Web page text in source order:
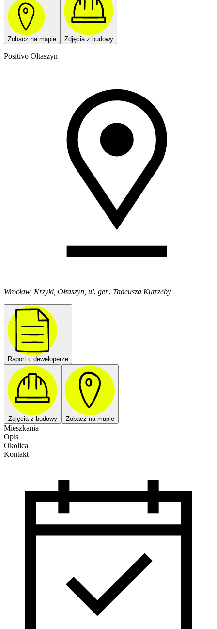
Zobacz na mapie Zdjęcia z budowy
Positivo Ołtaszyn
Wrocław, Krzyki, Ołtaszyn, ul. gen. Tadeusza Kutrzeby
Raport o deweloperze
Zdjęcia z budowy Zobacz na mapie
Mieszkania
Opis
Okolica
Kontakt